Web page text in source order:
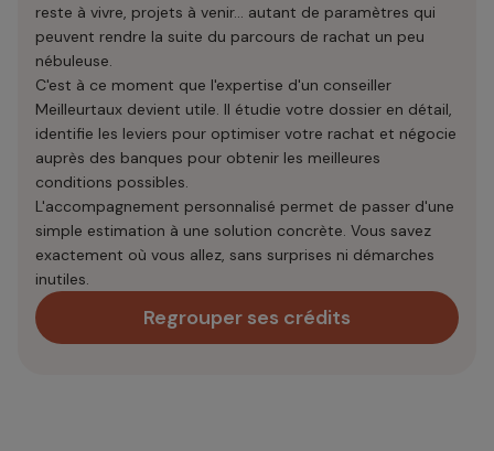
reste à vivre, projets à venir... autant de paramètres qui
peuvent rendre la suite du parcours de rachat un peu
nébuleuse.
C'est à ce moment que l'expertise d'un conseiller
Meilleurtaux devient utile. Il étudie votre dossier en détail,
identifie les leviers pour optimiser votre rachat et négocie
auprès des banques pour obtenir les meilleures
conditions possibles.
L'accompagnement personnalisé permet de passer d'une
simple estimation à une solution concrète. Vous savez
exactement où vous allez, sans surprises ni démarches
inutiles.
Regrouper ses crédits